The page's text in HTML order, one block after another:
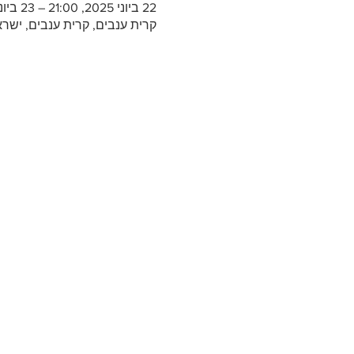
22 ביוני 2025, 21:00 – 23 ביוני 2025, 1:00
קרית ענבים, קרית ענבים,